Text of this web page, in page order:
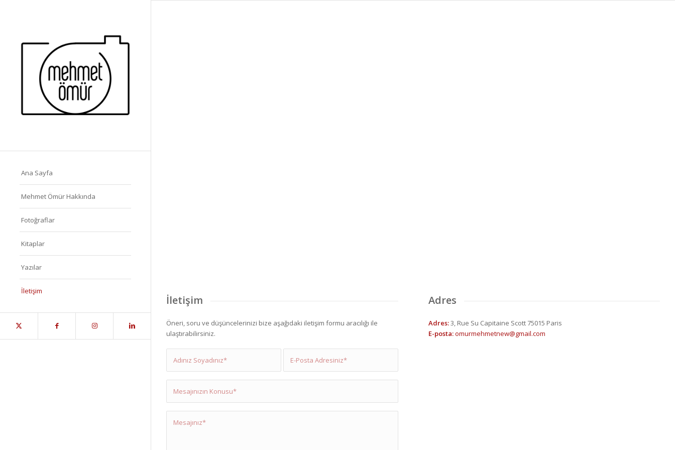
Ana Sayfa
Mehmet Ömür Hakkında
Fotoğraflar
Kitaplar
Yazılar
İletişim
İletişim
Öneri, soru ve düşüncelerinizi bize aşağıdaki iletişim formu aracılığı ile
ulaştırabilirsiniz.
Adres
Adres:3, Rue Su Capitaine Scott 75015 Paris
E-posta:omurmehmetnew@gmail.com